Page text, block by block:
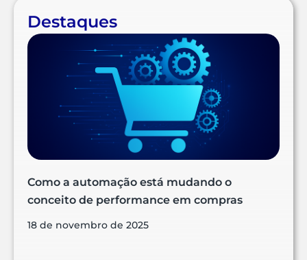
Destaques
Como a automação está mudando o
conceito de performance em compras
18 de novembro de 2025